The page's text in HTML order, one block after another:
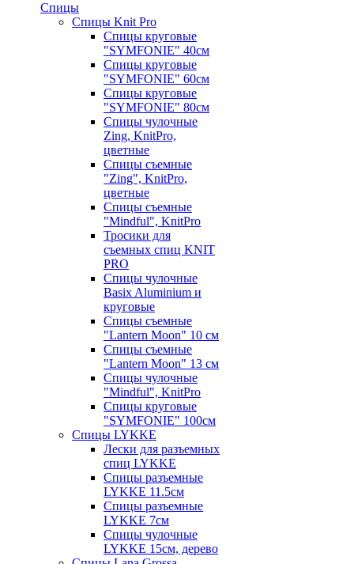
Спицы
Спицы Knit Pro
Спицы круговые
"SYMFONIE" 40см
Спицы круговые
"SYMFONIE" 60см
Спицы круговые
"SYMFONIE" 80см
Спицы чулочные
Zing, KnitPro,
цветные
Спицы съемные
"Zing", KnitPro,
цветные
Спицы съемные
"Mindful", KnitPro
Тросики для
съемных спиц KNIT
PRO
Спицы чулочные
Basix Aluminium и
круговые
Спицы съемные
"Lantern Moon" 10 см
Спицы съемные
"Lantern Moon" 13 см
Спицы чулочные
"Mindful", KnitPro
Спицы круговые
"SYMFONIE" 100см
Спицы LYKKE
Лески для разъемных
спиц LYKKE
Спицы разъемные
LYKKE 11.5см
Спицы разъемные
LYKKE 7см
Спицы чулочные
LYKKE 15см, дерево